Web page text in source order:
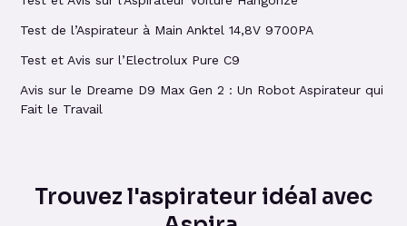
Test de l’Aspirateur à Main Anktel 14,8V 9700PA
Test et Avis sur l’Electrolux Pure C9
Avis sur le Dreame D9 Max Gen 2 : Un Robot Aspirateur qui
Fait le Travail
Trouvez l'aspirateur idéal avec